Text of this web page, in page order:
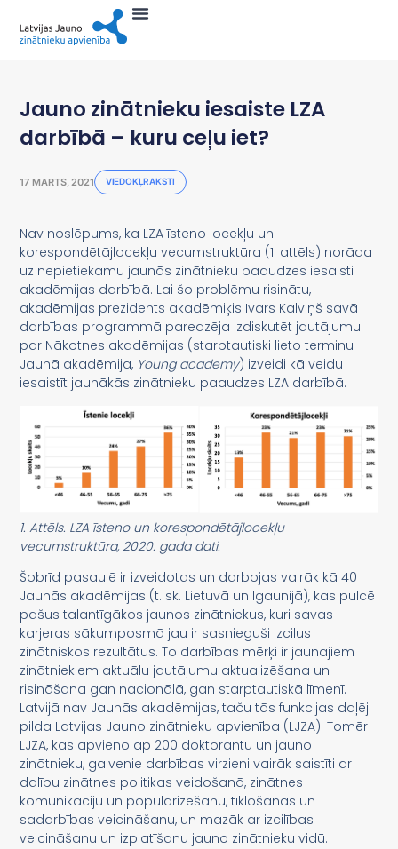
Jauno zinātnieku iesaiste LZA
darbībā – kuru ceļu iet?
17 MARTS, 2021 VIEDOKĻRAKSTI
Nav noslēpums, ka LZA īsteno locekļu un
korespondētājlocekļu vecumstruktūra (1. attēls) norāda
uz nepietiekamu jaunās zinātnieku paaudzes iesaisti
akadēmijas darbībā. Lai šo problēmu risinātu,
akadēmijas prezidents akadēmiķis Ivars Kalviņš savā
darbības programmā paredzēja izdiskutēt jautājumu
par Nākotnes akadēmijas (starptautiski lieto terminu
Jaunā akadēmija, Young academy) izveidi kā veidu
iesaistīt jaunākās zinātnieku paaudzes LZA darbībā.
1. Attēls. LZA īsteno un korespondētājlocekļu
vecumstruktūra, 2020. gada dati.
Šobrīd pasaulē ir izveidotas un darbojas vairāk kā 40
Jaunās akadēmijas (t. sk. Lietuvā un Igaunijā), kas pulcē
pašus talantīgākos jaunos zinātniekus, kuri savas
karjeras sākumposmā jau ir sasnieguši izcilus
zinātniskos rezultātus. To darbības mērķi ir jaunajiem
zinātniekiem aktuālu jautājumu aktualizēšana un
risināšana gan nacionālā, gan starptautiskā līmenī.
Latvijā nav Jaunās akadēmijas, taču tās funkcijas daļēji
pilda Latvijas Jauno zinātnieku apvienība (LJZA). Tomēr
LJZA, kas apvieno ap 200 doktorantu un jauno
zinātnieku, galvenie darbības virzieni vairāk saistīti ar
dalību zinātnes politikas veidošanā, zinātnes
komunikāciju un popularizēšanu, tīklošanās un
sadarbības veicināšanu, un mazāk ar izcilības
veicināšanu un izplatīšanu jauno zinātnieku vidū.